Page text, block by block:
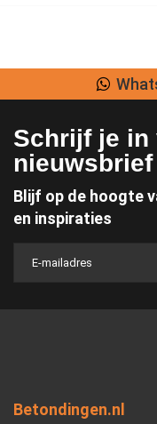
Schrijf je in
nieuwsbrief
Blijf op de hoogte
en inspiraties
Betondingen.nl